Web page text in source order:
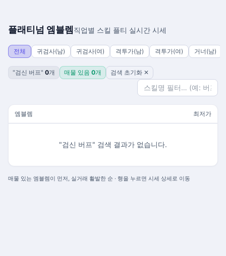
플래티넘 엠블렘 직업별 스킬 플티 실시간 시세
전체 귀검사(남) 귀검사(여) 격투가(남) 격투가(여) 거너(남)
"검신 버프" 0개 매물 있음 0개 검색 초기화 ✕
엠블렘 최저가
"검신 버프" 검색 결과가 없습니다.
매물 있는 엠블렘이 먼저, 실거래 활발한 순 · 행을 누르면 시세 상세로 이동